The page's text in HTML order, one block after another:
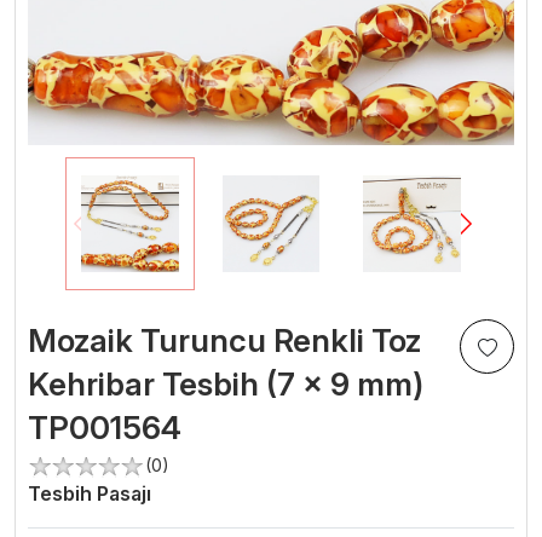
Mozaik Turuncu Renkli Toz
Kehribar Tesbih (7 x 9 mm)
TP001564
(0)
Tesbih Pasajı